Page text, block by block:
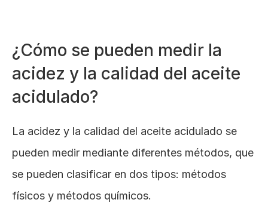
¿Cómo se pueden medir la
acidez y la calidad del aceite
acidulado?
La acidez y la calidad del aceite acidulado se
pueden medir mediante diferentes métodos, que
se pueden clasificar en dos tipos: métodos
físicos y métodos químicos.